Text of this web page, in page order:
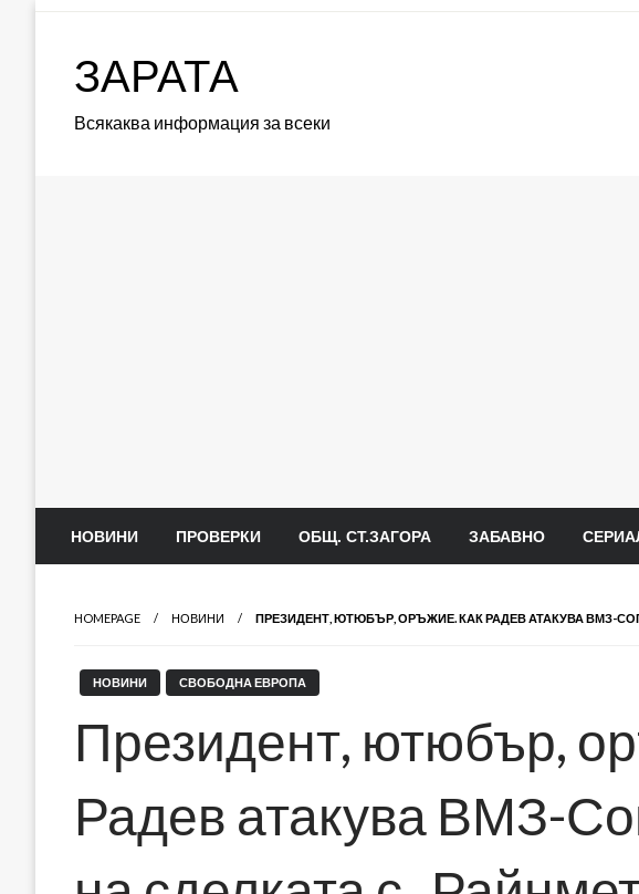
ЗАРАТА
Всякаква информация за всеки
НОВИНИ ПРОВЕРКИ ОБЩ. СТ.ЗАГОРА ЗАБАВНО
HOMEPAGE НОВИНИ ПРЕЗИДЕНТ, ЮТЮБЪР, ОРЪЖИЕ. КАК РАДЕВ АТАКУВА ВМЗ-
НОВИНИ СВОБОДНА ЕВРОПА
Президент, ютюбър,
Радев атакува ВМЗ-